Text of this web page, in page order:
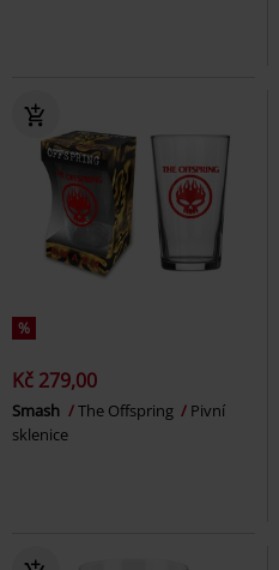
%
Kč 279,00
Smash The Offspring
Pivní
sklenice